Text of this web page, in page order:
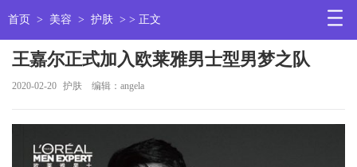
首页 > 美容 > 护肤 > > 正文
王嘉尔正式加入欧莱雅男士型男梦之队
2020-02-20 护肤 编辑：angela